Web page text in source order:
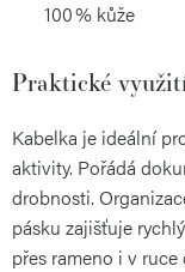
100 % kůže
Praktické
Kabelka je ideální
aktivity. Pořádá
drobnosti.
pásku zajišťuje
přes rameno i v